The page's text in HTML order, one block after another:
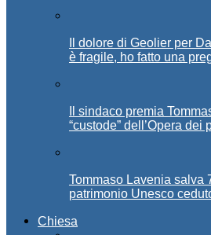
Il dolore di Geolier per
è fragile, ho fatto una
Il sindaco premia
“custode” dell’Opera dei
Tommaso Lavenia salva
patrimonio Unesco
Chiesa